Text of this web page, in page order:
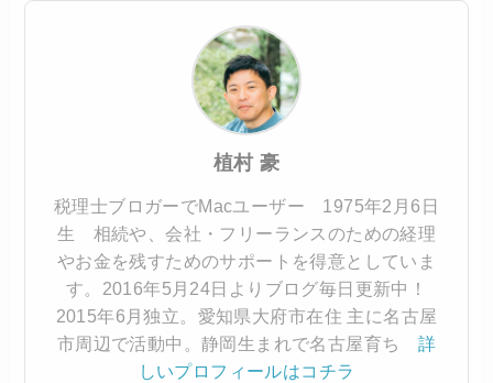
植村 豪
税理士ブロガーでMacユーザー 1975年2月6日
生 相続や、会社・フリーランスのための経理
やお金を残すためのサポートを得意としていま
す。2016年5月24日よりブログ毎日更新中！
2015年6月独立。愛知県大府市在住 主に名古屋
市周辺で活動中。静岡生まれで名古屋育ち 詳
しいプロフィールはコチラ